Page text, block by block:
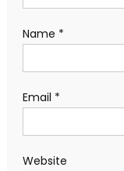
Name *
Email *
Website